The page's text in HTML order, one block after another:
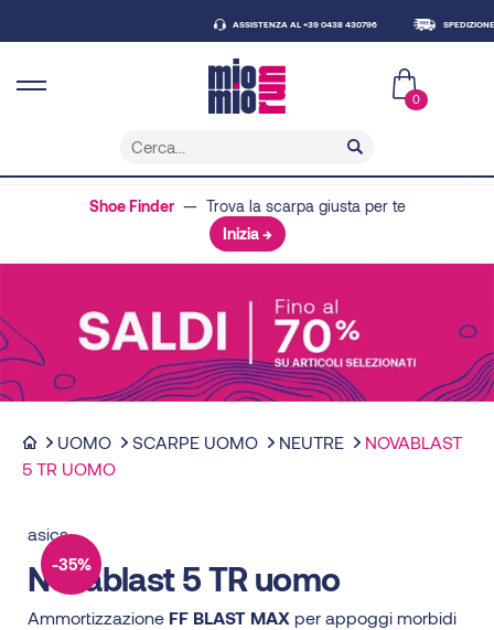
ASSISTENZA AL +39 0438 430796 SPEDIZIONE GRATUITA
0
Shoe Finder— Trova la scarpa giusta per te
Inizia →
UOMO SCARPE UOMO NEUTRE
NOVABLAST
5 TR UOMO
asics
Novablast 5 TR uomo
Ammortizzazione FF BLAST MAX per appoggi morbidi
-35%